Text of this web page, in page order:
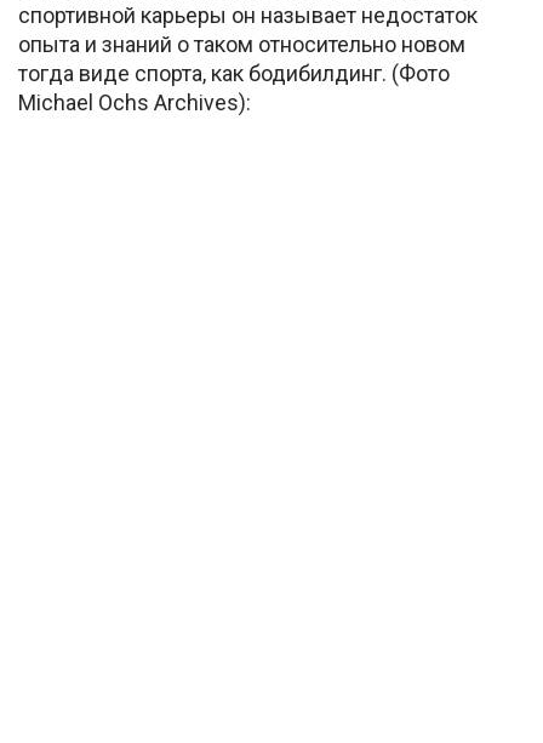
спортивной карьеры он называет недостаток
опыта и знаний о таком относительно новом
тогда виде спорта, как бодибилдинг. (Фото
Michael Ochs Archives):